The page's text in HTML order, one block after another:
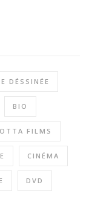
DÉSSINÉE
BIO
FILMS
CINÉMA
DVD